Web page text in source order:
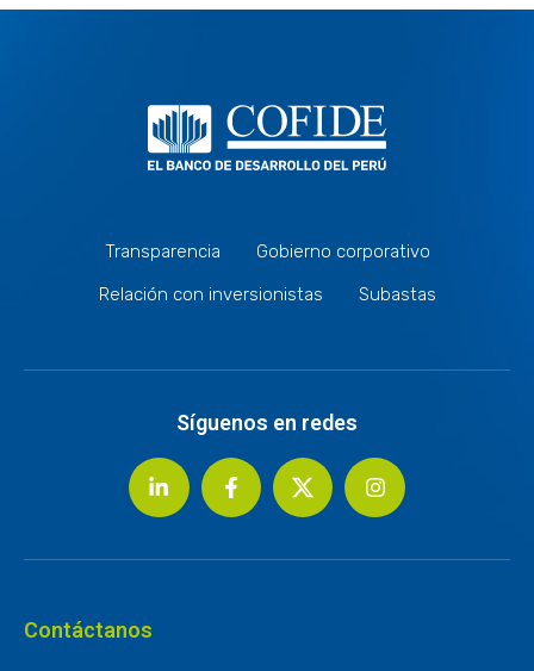
Transparencia
Gobierno corporativo
Relación con inversionistas
Subastas
Síguenos en redes
Contáctanos